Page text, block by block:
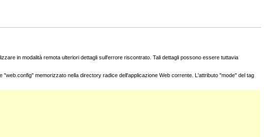
in modalità remota ulteriori dettagli sull'errore riscontrato. Tali dettagli possono essere tuttavia
memorizzato nella directory radice dell'applicazione Web corrente. L'attributo "mode" del tag